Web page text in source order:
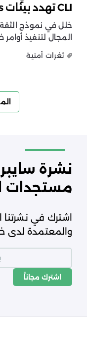
CLI تهدد بيئات GitHub Actions
خلل في نموذج الثقة
المجال لتنفيذ
ثغرات أمنية
نشرة
مستجدات
اشترك في نشرتنا
والمعتمدة لدى
اشترك مجاناً